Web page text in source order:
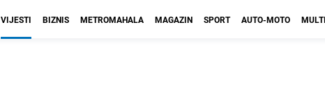
VIJESTI BIZNIS METROMAHALA MAGAZIN SPORT AUTO-MOTO